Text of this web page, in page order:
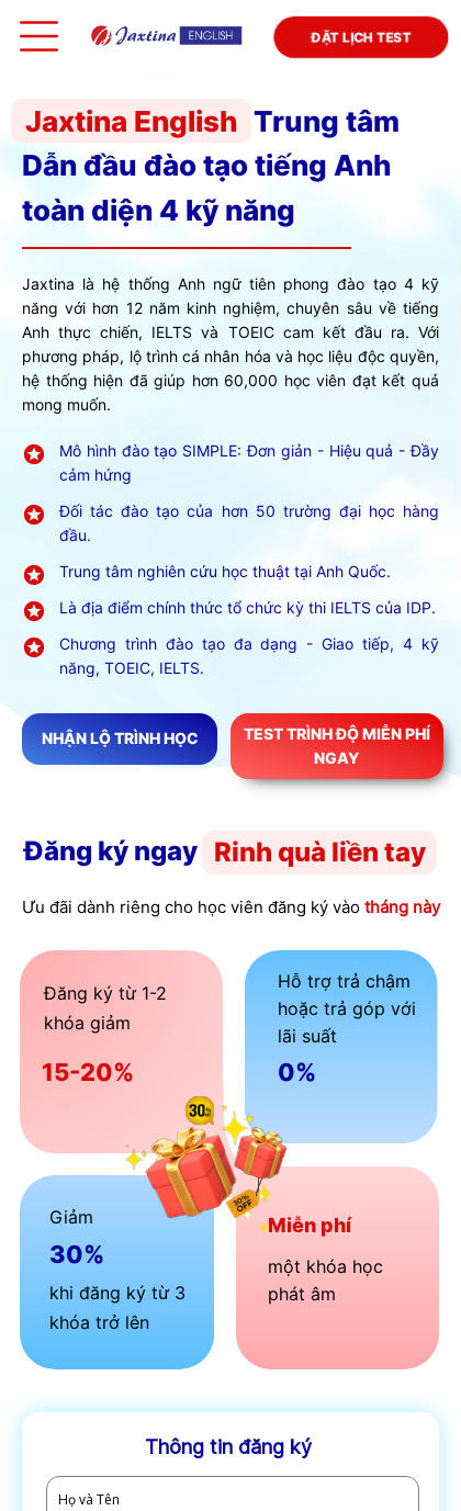
ĐẶT LỊCH TEST
Jaxtina là hệ thống Anh ngữ tiên phong đào tạo 4 kỹ
năng với hơn 12 năm kinh nghiệm, chuyên sâu về tiếng
Anh thực chiến, IELTS và TOEIC cam kết đầu ra. Với
phương pháp, lộ trình cá nhân hóa và học liệu độc quyền,
hệ thống hiện đã giúp hơn 60,000 học viên đạt kết quả
mong muốn.
Mô hình đào tạo SIMPLE: Đơn giản - Hiệu quả - Đầy
cảm hứng
Đối tác đào tạo của hơn 50 trường đại học hàng
đầu.
Trung tâm nghiên cứu học thuật tại Anh Quốc.
Là địa điểm chính thức tổ chức kỳ thi IELTS của IDP.
Chương trình đào tạo đa dạng - Giao tiếp, 4 kỹ
năng, TOEIC, IELTS.
NHẬN LỘ TRÌNH HỌC
TEST TRÌNH ĐỘ MIỄN PHÍ
NGAY
Trung tâm
Dẫn đầu đào tạo tiếng Anh
toàn diện 4 kỹ năng
Jaxtina English
Đăng ký ngay
Ưu đãi dành riêng cho học viên đăng ký vào tháng này
Giảm
30%
khi đăng ký từ 3
khóa trở lên
Hỗ trợ trả chậm
hoặc trả góp với
lãi suất
0%
một khóa học
phát âm
Miễn phí
Rinh quà liền tay
Thông tin đăng ký
Đăng ký từ 1-2
khóa giảm
15-20%